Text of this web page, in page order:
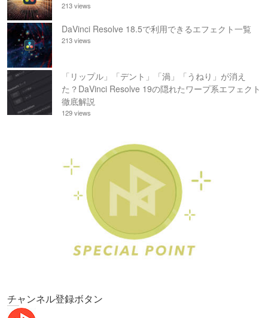
213 views
DaVinci Resolve 18.5で利用できるエフェクト一覧
213 views
「リップル」「デント」「渦」「うねり」が消え
た？DaVinci Resolve 19の隠れたワープ系エフェクト
徹底解説
129 views
チャンネル登録ボタン